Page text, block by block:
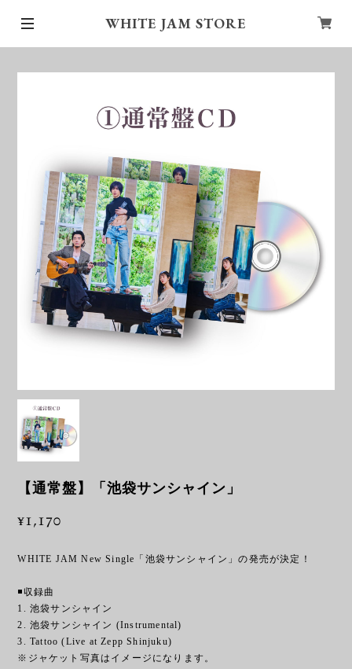
WHITE JAM STORE
【通常盤】「池袋サンシャイン」
¥1,170
WHITE JAM New Single「池袋サンシャイン」の発売が決定！
◾️収録曲
1. 池袋サンシャイン
2. 池袋サンシャイン (Instrumental)
3. Tattoo (Live at Zepp Shinjuku)
※ジャケット写真はイメージになります。